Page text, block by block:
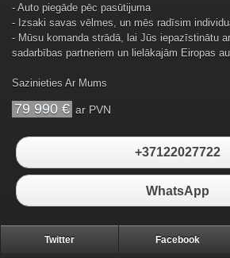
- Auto piegāde pēc pasūtijuma
- Izsaki savas vēlmes, un mēs radīsim
- Mūsu komanda strādā, lai Jūs iepazīstinātu
sadarbības partneriem un lielākajām Eiropas
Sazinieties Ar Mums
79 990 € ar PVN
+37122027722
WhatsApp
Twitter Facebook